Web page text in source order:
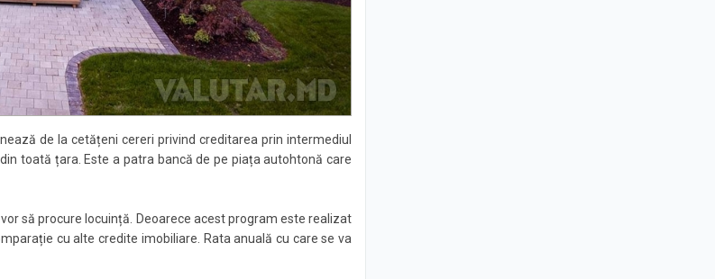
de la cetățeni cereri privind creditarea prin intermediul
toată țara. Este a patra bancă de pe piața autohtonă care
să procure locuință. Deoarece acest program este realizat
cu alte credite imobiliare. Rata anuală cu care se va